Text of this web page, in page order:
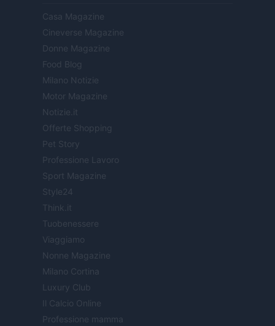
Casa Magazine
Cineverse Magazine
Donne Magazine
Food Blog
Milano Notizie
Motor Magazine
Notizie.it
Offerte Shopping
Pet Story
Professione Lavoro
Sport Magazine
Style24
Think.it
Tuobenessere
Viaggiamo
Nonne Magazine
Milano Cortina
Luxury Club
Il Calcio Online
Professione mamma